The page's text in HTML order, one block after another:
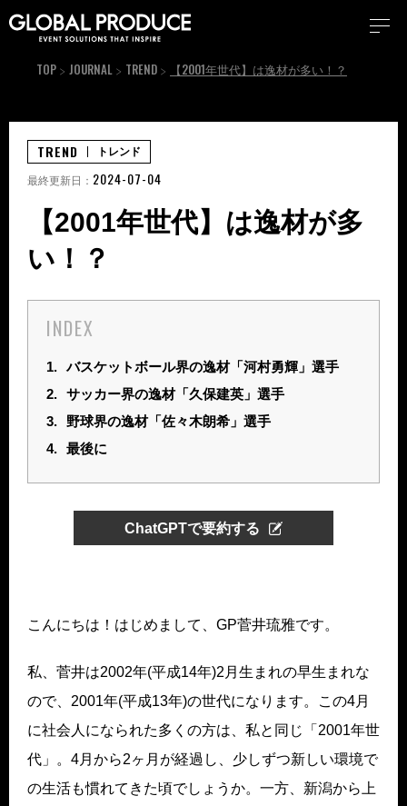
TOP JOURNAL TREND 【2001年世代】は逸材が多い！？
【2001年世代】は逸材が多
い！？
INDEX
1. バスケットボール界の逸材「河村勇輝」選手
2. サッカー界の逸材「久保建英」選手
3.
野球界の逸材「佐々木朗希」選手
4. 最後に
ChatGPTで要約する
こんにちは！はじめまして、GP菅井琉雅です。
私、菅井は2002年(平成14年)2月生まれの早生まれな
ので、2001年(平成13年)の世代になります。この4月
に社会人になられた多くの方は、私と同じ「2001年世
代」。4月から2ヶ月が経過し、少しずつ新しい環境で
の生活も慣れてきた頃でしょうか。一方、新潟から上
TREND トレンド
最終更新日： 2024-07-04